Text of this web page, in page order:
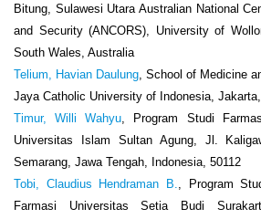
Bitung, Sulawesi Utara Australian National
and Security (ANCORS), University of
South Wales, Australia
Telium, Havian Daulung , School of Medicine
Jaya Catholic University of Indonesia,
Timur, Willi Wahyu , Program Studi
Universitas Islam Sultan Agung, Jl.
Semarang, Jawa Tengah, Indonesia, 50112
Tobi, Claudius Hendraman B.
, Program
Farmasi Universitas Setia Budi